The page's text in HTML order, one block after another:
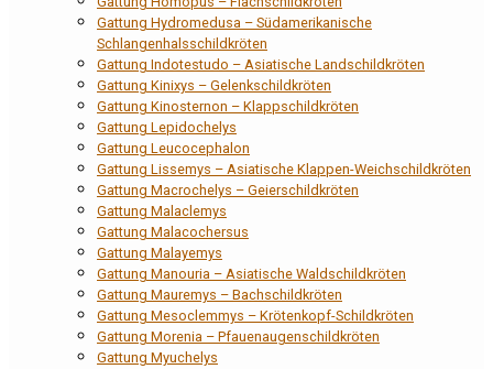
Gattung Hydromedusa – Südamerikanische
Schlangenhalsschildkröten
Gattung Indotestudo – Asiatische Landschildkröten
Gattung Kinixys – Gelenkschildkröten
Gattung Kinosternon – Klappschildkröten
Gattung Lepidochelys
Gattung Leucocephalon
Gattung Lissemys – Asiatische Klappen-Weichschildkröten
Gattung Macrochelys – Geierschildkröten
Gattung Malaclemys
Gattung Malacochersus
Gattung Malayemys
Gattung Manouria – Asiatische Waldschildkröten
Gattung Mauremys – Bachschildkröten
Gattung Mesoclemmys – Krötenkopf-Schildkröten
Gattung Morenia – Pfauenaugenschildkröten
Gattung Myuchelys